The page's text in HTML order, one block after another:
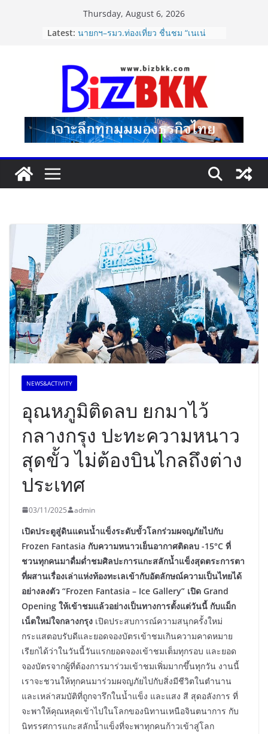
Thursday, August 6, 2026
Latest:
ไซลุน ไทยแลนด์ ชูนวัตกรรมยาง EV นำ
Xiaomi SU7 Ultra และ VOGUE Tire
นายกฯ–รมว.ท่องเที่ยว ชื่นชม “เนเน่
รอยัล” หลังสร้างชื่อเสียงประเทศไทยบน
เวที America’s Got Talent พร้อมส่ง
กำลังใจสู่รอบต่อไป
Dr.TATTOF ประกาศยกระดับองค์กร ชู
แนวคิด “LASER” คุณค่าหลักในการขับ
เคลื่อน มาตรฐานใหม่เพื่อผู้รับบริการ
ปฏิรูปภาษีบุหรี่ต้องถึงจุดเปลี่ยน สมาคม
การค้ายาสูบไทย หนุนโครงสร้างอัตรา
คุ้มครองสูงสุด 50,000 บาท ตอบโจทย์
สินค้ามูลค่าสูง
NEWS&ACTIVITY
อุณหภูมิติดลบ ยกมาไว้
กลางกรุง ปะทะความหนาว
สุดขั้ว ไม่ต้องบินไกลถึงต่าง
ประเทศ
03/11/2025 admin
เปิดประตูสู่ดินแดนน้ำแข็งระดับขั้วโลกร่วมผจญภัยไปกับ
Frozen Fantasia กับความหนาวเย็นอากาศติดลบ -15°C ที่
ชวนทุกคนมาดื่มด่ำชมศิลปะการแกะสลักน้ำแข็งสุดตระการตา
ที่ผสานเรื่องเล่าแห่งท้องทะเลเข้ากับอัตลักษณ์ความเป็นไทยได้
อย่างลงตัว ​“Frozen Fantasia – Ice Gallery” เปิด Grand
Opening ให้เข้าชมแล้วอย่างเป็นทางการตั้งแต่วันนี้ กับแม็ก
เน็ตใหม่ใจกลางกรุง เปิดประสบการณ์ความสนุกครั้งใหม่
กระแสตอบรับดีและยอดจองบัตรเข้าชมเกินความคาดหมาย
เรียกได้ว่าในวันนี้วันแรกยอดจองเข้าชมเต็มทุกรอบ และยอด
จองบัตรจากผู้ที่ต้องการมาร่วมเข้าชมเพิ่มมากขึ้นทุกวัน งานนี้
เราจะชวนให้ทุกคนมาร่วมผจญภัยไปกับสิ่งมีชีวิตในตำนาน
และเหล่าสมบัติที่ถูกจารึกในน้ำแข็ง และแสง สี สุดอลังการ ที่
จะพาให้คุณหลุดเข้าไปในโลกของนิทานเหนือจินตนาการ กับ
นิทรรศการแกะสลักน้ำแข็งที่จะพาทุกคนก้าวเข้าสู่โลก